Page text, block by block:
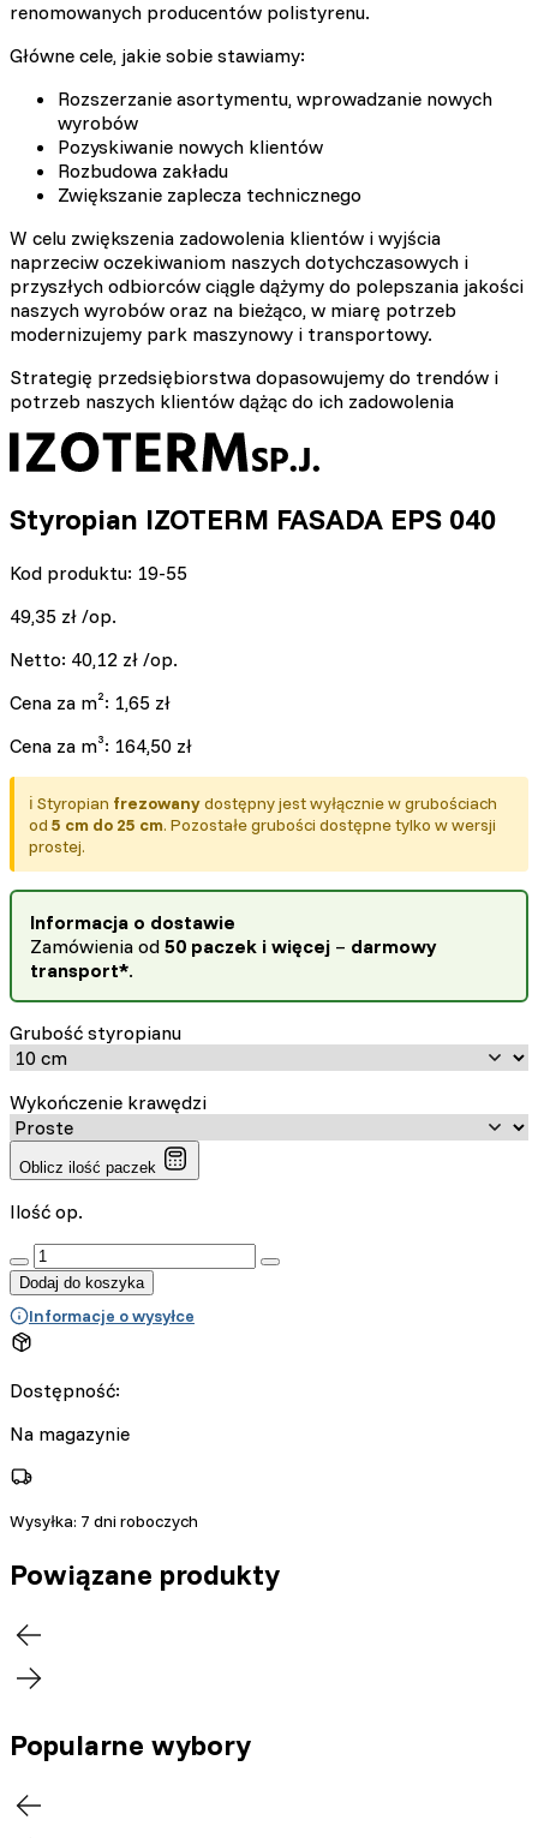
renomowanych producentów polistyrenu.
Główne cele, jakie sobie stawiamy:
Rozszerzanie asortymentu, wprowadzanie nowych
wyrobów
Pozyskiwanie nowych klientów
Rozbudowa zakładu
Zwiększanie zaplecza technicznego
W celu zwiększenia zadowolenia klientów i wyjścia
naprzeciw oczekiwaniom naszych dotychczasowych i
przyszłych odbiorców ciągle dążymy do polepszania jakości
naszych wyrobów oraz na bieżąco, w miarę potrzeb
modernizujemy park maszynowy i transportowy.
Strategię przedsiębiorstwa dopasowujemy do trendów i
potrzeb naszych klientów dążąc do ich zadowolenia
Styropian IZOTERM FASADA EPS 040
Kod produktu: 19-55
49,35 zł /op.
Netto: 40,12 zł /op.
Cena za m²: 1,65 zł
Cena za m³: 164,50 zł
ℹ️ Styropian frezowanydostępny jest wyłącznie w grubościach
od 5 cm do 25 cm. Pozostałe grubości dostępne tylko w wersji
prostej.
Informacja o dostawie
Zamówienia od 50 paczek i więcej – darmowy
transport*.
Grubość styropianu
Wykończenie krawędzi
Oblicz ilość paczek
Ilość op.
:product_name quantity
Dodaj do koszyka
Informacje o wysyłce
Dostępność:
Na magazynie
Wysyłka: 7 dni roboczych
Powiązane produkty
Popularne wybory